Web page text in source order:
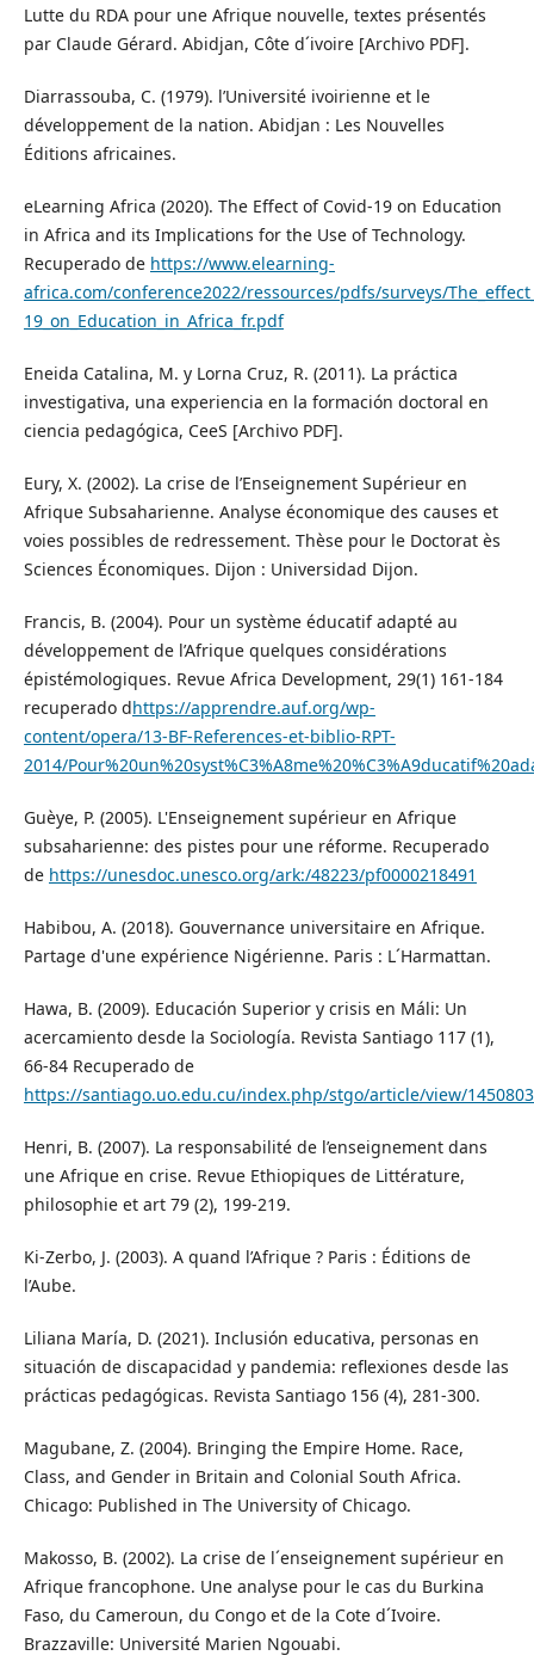
Lutte du RDA pour une Afrique nouvelle, textes présentés
par Claude Gérard. Abidjan, Côte d´ivoire [Archivo PDF].
Diarrassouba, C. (1979). l’Université ivoirienne et le
développement de la nation. Abidjan : Les Nouvelles
Éditions africaines.
eLearning Africa (2020). The Effect of Covid-19 on Education
in Africa and its Implications for the Use of Technology.
Recuperado de https://www.elearning-
africa.com/conference2022/ressources/pdfs/surveys/
19_on_Education_in_Africa_fr.pdf
Eneida Catalina, M. y Lorna Cruz, R. (2011). La práctica
investigativa, una experiencia en la formación doctoral en
ciencia pedagógica, CeeS [Archivo PDF].
Eury, X. (2002). La crise de l’Enseignement Supérieur en
Afrique Subsaharienne. Analyse économique des causes et
voies possibles de redressement. Thèse pour le Doctorat ès
Sciences Économiques. Dijon : Universidad Dijon.
Francis, B. (2004). Pour un système éducatif adapté au
développement de l’Afrique quelques considérations
épistémologiques. Revue Africa Development, 29(1) 161-184
recuperado dhttps://apprendre.auf.org/wp-
content/opera/13-BF-References-et-biblio-RPT-
2014/
Guèye, P. (2005). L'Enseignement supérieur en Afrique
subsaharienne: des pistes pour une réforme. Recuperado
de https://unesdoc.unesco.org/ark:/48223/pf0000218491
Habibou, A. (2018). Gouvernance universitaire en Afrique.
Partage d'une expérience Nigérienne. Paris : L´Harmattan.
Hawa, B. (2009). Educación Superior y crisis en Máli: Un
acercamiento desde la Sociología. Revista Santiago 117 (1),
66-84 Recuperado de
https://santiago.uo.edu.cu/index.php/stgo/article/view/
Henri, B. (2007). La responsabilité de l’enseignement dans
une Afrique en crise. Revue Ethiopiques de Littérature,
philosophie et art 79 (2), 199-219.
Ki-Zerbo, J. (2003). A quand l’Afrique ? Paris : Éditions de
l’Aube.
Liliana María, D. (2021). Inclusión educativa, personas en
situación de discapacidad y pandemia: reflexiones desde las
prácticas pedagógicas. Revista Santiago 156 (4), 281-300.
Magubane, Z. (2004). Bringing the Empire Home. Race,
Class, and Gender in Britain and Colonial South Africa.
Chicago: Published in The University of Chicago.
Makosso, B. (2002). La crise de l´enseignement supérieur en
Afrique francophone. Une analyse pour le cas du Burkina
Faso, du Cameroun, du Congo et de la Cote d´Ivoire.
Brazzaville: Université Marien Ngouabi.